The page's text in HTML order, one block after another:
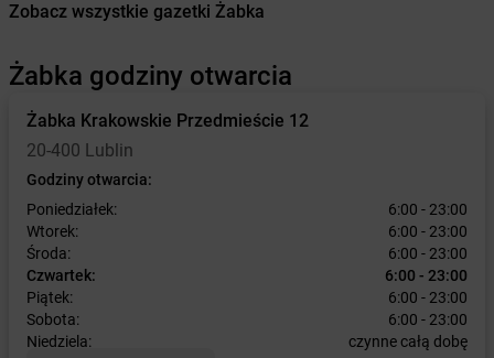
Zobacz wszystkie gazetki Żabka
Żabka godziny otwarcia
Żabka Krakowskie Przedmieście 12
20-400 Lublin
Godziny otwarcia:
Poniedziałek:
6:00 - 23:00
Wtorek:
6:00 - 23:00
Środa:
6:00 - 23:00
Czwartek:
6:00 - 23:00
Piątek:
6:00 - 23:00
Sobota:
6:00 - 23:00
Niedziela:
czynne całą dobę